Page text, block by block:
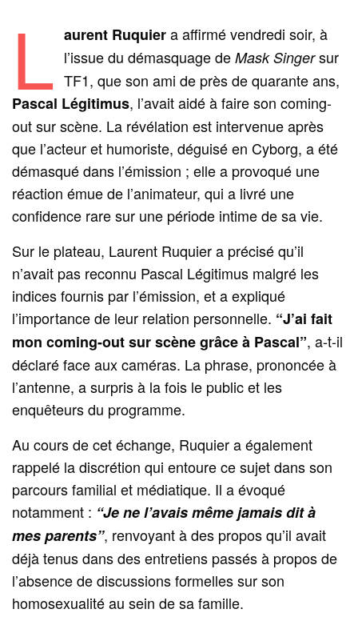
L aurent Ruquiera affirmé vendredi soir, à
l’issue du démasquage de Mask Singersur
TF1, que son ami de près de quarante ans,
Pascal Légitimus, l’avait aidé à faire son coming-
out sur scène. La révélation est intervenue après
que l’acteur et humoriste, déguisé en Cyborg, a été
démasqué dans l’émission ; elle a provoqué une
réaction émue de l’animateur, qui a livré une
confidence rare sur une période intime de sa vie.
Sur le plateau, Laurent Ruquier a précisé qu’il
n’avait pas reconnu Pascal Légitimus malgré les
indices fournis par l’émission, et a expliqué
l’importance de leur relation personnelle. “J’ai fait
mon coming-out sur scène grâce à Pascal”, a-t-il
déclaré face aux caméras. La phrase, prononcée à
l’antenne, a surpris à la fois le public et les
enquêteurs du programme.
Au cours de cet échange, Ruquier a également
rappelé la discrétion qui entoure ce sujet dans son
parcours familial et médiatique. Il a évoqué
notamment : “Je ne l’avais même jamais dit à
mes parents”, renvoyant à des propos qu’il avait
déjà tenus dans des entretiens passés à propos de
l’absence de discussions formelles sur son
homosexualité au sein de sa famille.